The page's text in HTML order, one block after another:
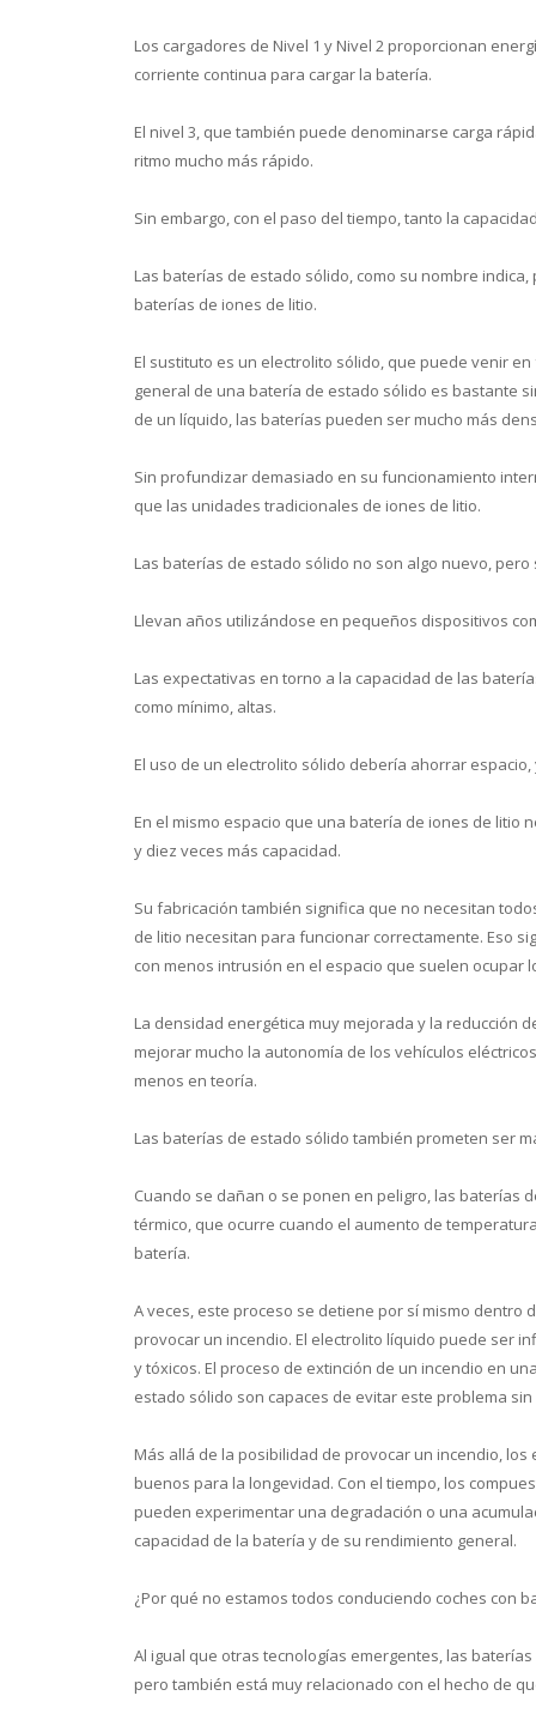
Los cargadores de Nivel 1 y Nivel 2 proporcionan
corriente continua para cargar la batería.
El nivel 3, que también puede denominarse carga
ritmo mucho más rápido.
Sin embargo, con el paso del tiempo, tanto la
Las baterías de estado sólido, como su nombre
baterías de iones de litio.
El sustituto es un electrolito sólido, que puede venir
general de una batería de estado sólido es bastante
de un líquido, las baterías pueden ser mucho más
Sin profundizar demasiado en su funcionamiento
que las unidades tradicionales de iones de litio.
Las baterías de estado sólido no son algo nuevo,
Llevan años utilizándose en pequeños dispositivos
Las expectativas en torno a la capacidad de las
como mínimo, altas.
El uso de un electrolito sólido debería ahorrar
En el mismo espacio que una batería de iones de
y diez veces más capacidad.
Su fabricación también significa que no necesitan
de litio necesitan para funcionar correctamente. Eso
con menos intrusión en el espacio que suelen ocupar
La densidad energética muy mejorada y la reducción
mejorar mucho la autonomía de los vehículos
menos en teoría.
Las baterías de estado sólido también prometen ser
Cuando se dañan o se ponen en peligro, las baterías
térmico, que ocurre cuando el aumento de
batería.
A veces, este proceso se detiene por sí mismo
provocar un incendio. El electrolito líquido puede ser
y tóxicos. El proceso de extinción de un incendio en
estado sólido son capaces de evitar este problema
Más allá de la posibilidad de provocar un incendio,
buenos para la longevidad. Con el tiempo, los
pueden experimentar una degradación o una
capacidad de la batería y de su rendimiento general.
¿Por qué no estamos todos conduciendo coches con
Al igual que otras tecnologías emergentes, las
pero también está muy relacionado con el hecho de